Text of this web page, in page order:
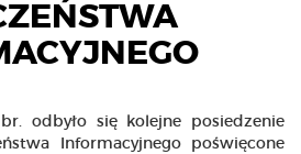
odbyło się kolejne posiedzenie
Informacyjnego poświęcone